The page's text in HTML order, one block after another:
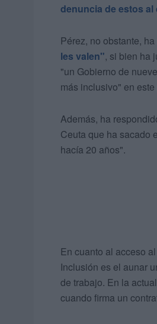
denuncia de estos
Pérez, no obstante,
les valen", si bien ha
"un Gobierno de
más inclusivo" en
Además, ha
Ceuta que ha sacado
hacía 20 años".
En cuanto al acceso
Inclusión es el aunar
de trabajo. En la
cuando firma un